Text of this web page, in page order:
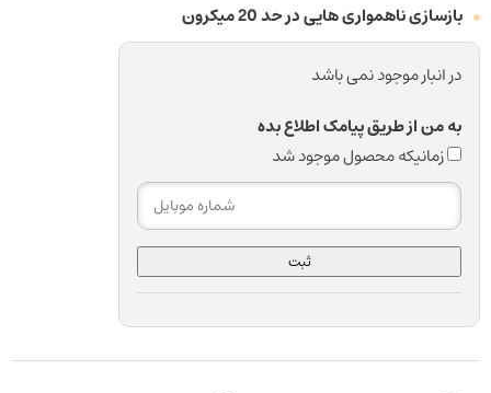
بازسازی ناهمواری هایی در حد 20 میکرون
در انبار موجود نمی باشد
به من از طریق پیامک اطلاع بده
زمانیکه محصول موجود شد
ثبت